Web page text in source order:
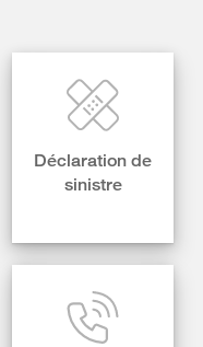
Déclaration de
sinistre